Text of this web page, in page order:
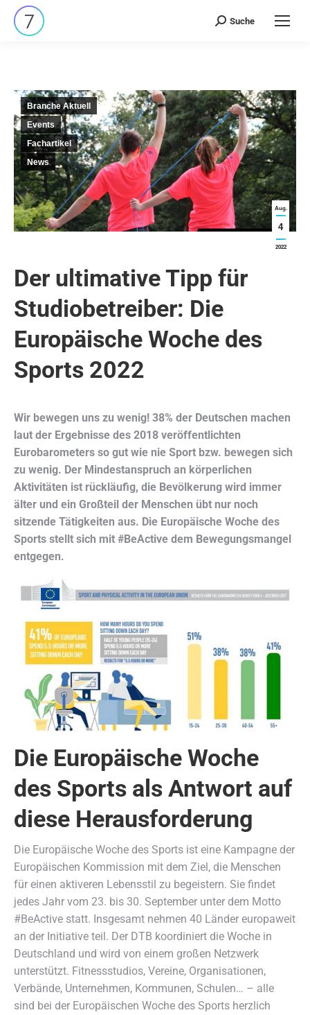
Search:
Suche
Aug.
4
2022
Branche Aktuell
Events
Fachartikel
News
Der ultimative Tipp für
Studiobetreiber: Die
Europäische Woche des
Sports 2022
Wir bewegen uns zu wenig! 38% der Deutschen machen
laut der Ergebnisse des 2018 veröffentlichten
Eurobarometers so gut wie nie Sport bzw. bewegen sich
zu wenig. Der Mindestanspruch an körperlichen
Aktivitäten ist rückläufig, die Bevölkerung wird immer
älter und ein Großteil der Menschen übt nur noch
sitzende Tätigkeiten aus. Die Europäische Woche des
Sports stellt sich mit #BeActive dem Bewegungsmangel
entgegen.
Die Europäische Woche
des Sports als Antwort auf
diese Herausforderung
Die Europäische Woche des Sports ist eine Kampagne der
Europäischen Kommission mit dem Ziel, die Menschen
für einen aktiveren Lebensstil zu begeistern. Sie findet
jedes Jahr vom 23. bis 30. September unter dem Motto
#BeActive statt. Insgesamt nehmen 40 Länder europaweit
an der Initiative teil. Der DTB koordiniert die Woche in
Deutschland und wird von einem großen Netzwerk
unterstützt. Fitnessstudios, Vereine, Organisationen,
Verbände, Unternehmen, Kommunen, Schulen… – alle
sind bei der Europäischen Woche des Sports herzlich